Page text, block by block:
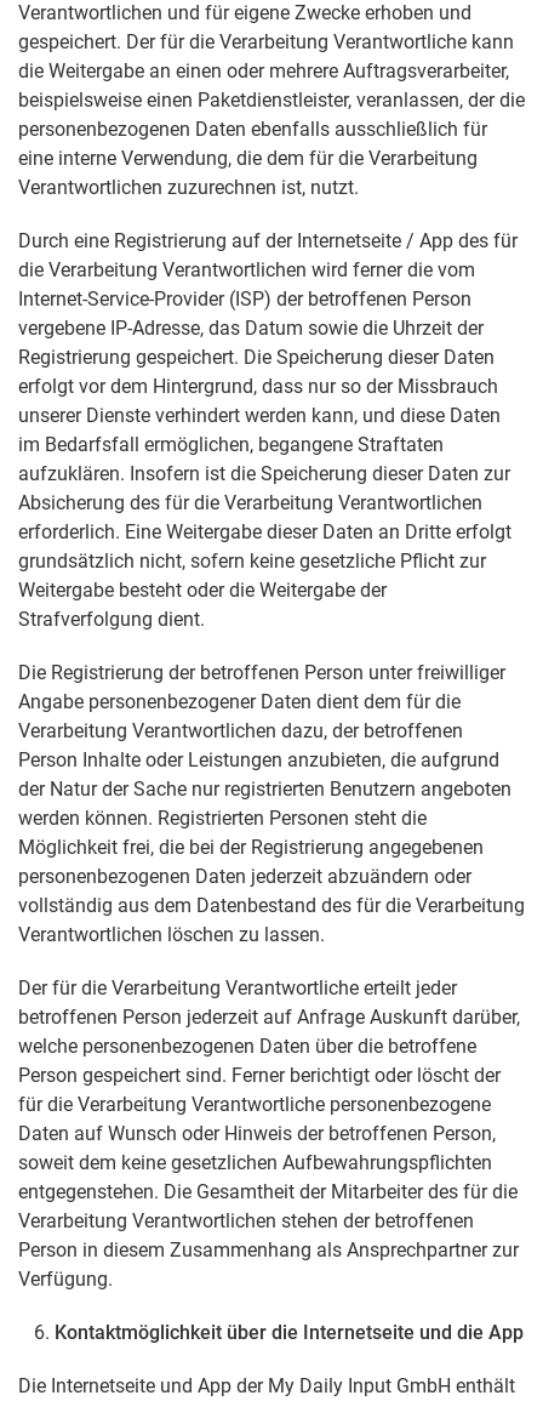
Verantwortlichen und für eigene Zwecke erhoben und
gespeichert. Der für die Verarbeitung Verantwortliche kann
die Weitergabe an einen oder mehrere Auftragsverarbeiter,
beispielsweise einen Paketdienstleister, veranlassen, der die
personenbezogenen Daten ebenfalls ausschließlich für
eine interne Verwendung, die dem für die Verarbeitung
Verantwortlichen zuzurechnen ist, nutzt.
Durch eine Registrierung auf der Internetseite / App des für
die Verarbeitung Verantwortlichen wird ferner die vom
Internet-Service-Provider (ISP) der betroffenen Person
vergebene IP-Adresse, das Datum sowie die Uhrzeit der
Registrierung gespeichert. Die Speicherung dieser Daten
erfolgt vor dem Hintergrund, dass nur so der Missbrauch
unserer Dienste verhindert werden kann, und diese Daten
im Bedarfsfall ermöglichen, begangene Straftaten
aufzuklären. Insofern ist die Speicherung dieser Daten zur
Absicherung des für die Verarbeitung Verantwortlichen
erforderlich. Eine Weitergabe dieser Daten an Dritte erfolgt
grundsätzlich nicht, sofern keine gesetzliche Pflicht zur
Weitergabe besteht oder die Weitergabe der
Strafverfolgung dient.
Die Registrierung der betroffenen Person unter freiwilliger
Angabe personenbezogener Daten dient dem für die
Verarbeitung Verantwortlichen dazu, der betroffenen
Person Inhalte oder Leistungen anzubieten, die aufgrund
der Natur der Sache nur registrierten Benutzern angeboten
werden können. Registrierten Personen steht die
Möglichkeit frei, die bei der Registrierung angegebenen
personenbezogenen Daten jederzeit abzuändern oder
vollständig aus dem Datenbestand des für die Verarbeitung
Verantwortlichen löschen zu lassen.
Der für die Verarbeitung Verantwortliche erteilt jeder
betroffenen Person jederzeit auf Anfrage Auskunft darüber,
welche personenbezogenen Daten über die betroffene
Person gespeichert sind. Ferner berichtigt oder löscht der
für die Verarbeitung Verantwortliche personenbezogene
Daten auf Wunsch oder Hinweis der betroffenen Person,
soweit dem keine gesetzlichen Aufbewahrungspflichten
entgegenstehen. Die Gesamtheit der Mitarbeiter des für die
Verarbeitung Verantwortlichen stehen der betroffenen
Person in diesem Zusammenhang als Ansprechpartner zur
Verfügung.
Kontaktmöglichkeit über die Internetseite und die App
Die Internetseite und App der My Daily Input GmbH enthält